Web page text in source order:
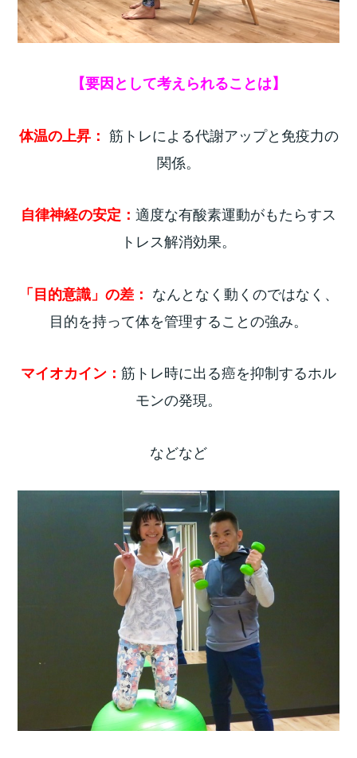
【要因として考えられることは】
体温の上昇： 筋トレによる代謝アップと免疫力の
関係。
自律神経の安定： 適度な有酸素運動がもたらすス
トレス解消効果。
「目的意識」の差： なんとなく動くのではなく、
目的を持って体を管理することの強み。
マイオカイン： 筋トレ時に出る癌を抑制するホル
モンの発現。
などなど